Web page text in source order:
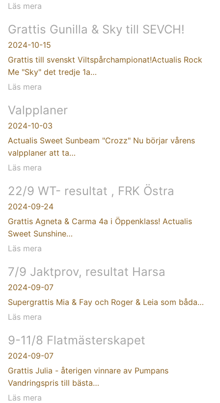
Läs mera
Grattis Gunilla & Sky till SEVCH!
2024-10-15
Grattis till svenskt Viltspårchampionat!Actualis Rock
Me "Sky" det tredje 1a…
Läs mera
Valpplaner
2024-10-03
Actualis Sweet Sunbeam "Crozz" Nu börjar vårens
valpplaner att ta…
Läs mera
22/9 WT- resultat , FRK Östra
2024-09-24
Grattis Agneta & Carma 4a i Öppenklass! Actualis
Sweet Sunshine…
Läs mera
7/9 Jaktprov, resultat Harsa
2024-09-07
Supergrattis Mia & Fay och Roger & Leia som båda…
Läs mera
9-11/8 Flatmästerskapet
2024-09-07
Grattis Julia - återigen vinnare av Pumpans
Vandringspris till bästa…
Läs mera